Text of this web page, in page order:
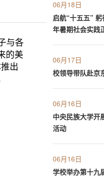
与各
的美
出
06月18日
启航“十五五”
年暑期社会实践
06月17日
校领导带队赴京
06月16日
中央民族大学开
活动
06月16日
学校举办第十九